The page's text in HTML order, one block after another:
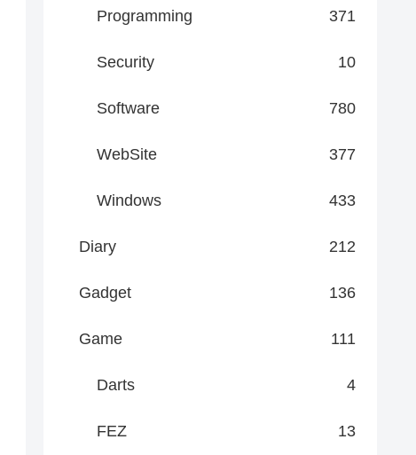
Programming 371
Security 10
Software 780
WebSite 377
Windows 433
Diary 212
Gadget 136
Game 111
Darts 4
FEZ 13